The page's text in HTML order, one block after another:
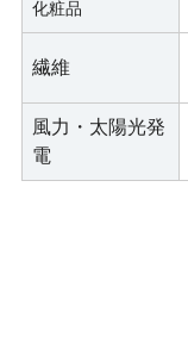
化粧品
繊維
風力・太陽光発
電